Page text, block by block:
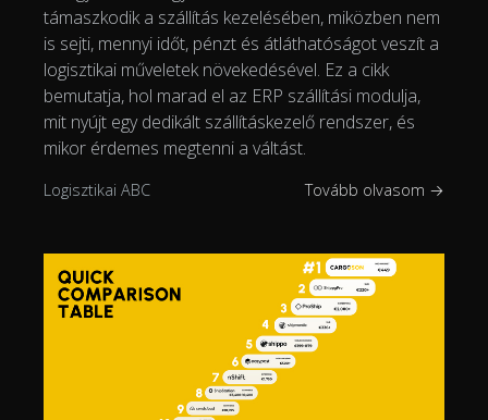
támaszkodik a szállítás kezelésében, miközben nem
is sejti, mennyi időt, pénzt és átláthatóságot veszít a
logisztikai műveletek növekedésével. Ez a cikk
bemutatja, hol marad el az ERP szállítási modulja,
mit nyújt egy dedikált szállításkezelő rendszer, és
mikor érdemes megtenni a váltást.
Logisztikai ABC Tovább olvasom →